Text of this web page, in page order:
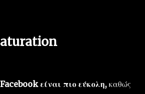
είναι πιο εύκολη, καθώς